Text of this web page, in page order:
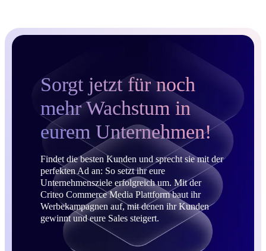
Sorgt jetzt für noch
mehr Wachstum in
eurem Unternehmen!
Findet die besten Kunden und sprecht sie mit der
perfekten Ad an: So setzt ihr eure
Unternehmensziele erfolgreich um. Mit der
Criteo Commerce Media Plattform baut ihr
Werbekampagnen auf, mit denen ihr Kunden
gewinnt und eure Sales steigert.